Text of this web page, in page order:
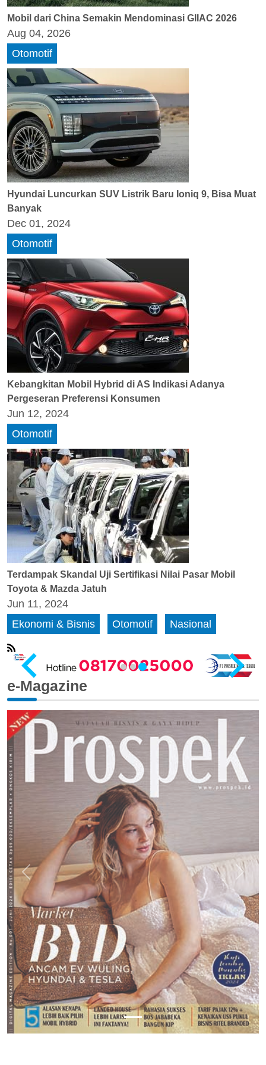
Mobil dari China Semakin Mendominasi GIIAC 2026
Aug 04, 2026
Otomotif
Hyundai Luncurkan SUV Listrik Baru Ioniq 9, Bisa Muat
Banyak
Dec 01, 2024
Otomotif
Kebangkitan Mobil Hybrid di AS Indikasi Adanya
Pergeseran Preferensi Konsumen
Jun 12, 2024
Otomotif
Terdampak Skandal Uji Sertifikasi Nilai Pasar Mobil
Toyota & Mazda Jatuh
Jun 11, 2024
Ekonomi & Bisnis
Otomotif Nasional
…
e-Magazine
Previous Next